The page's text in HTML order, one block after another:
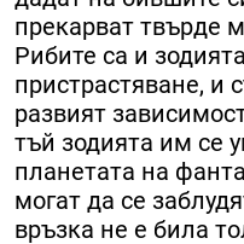
прекарват твърде
Рибите са и
пристрастяване, и
развият
тъй зодията им се
планетата на
могат да се
връзка не е била